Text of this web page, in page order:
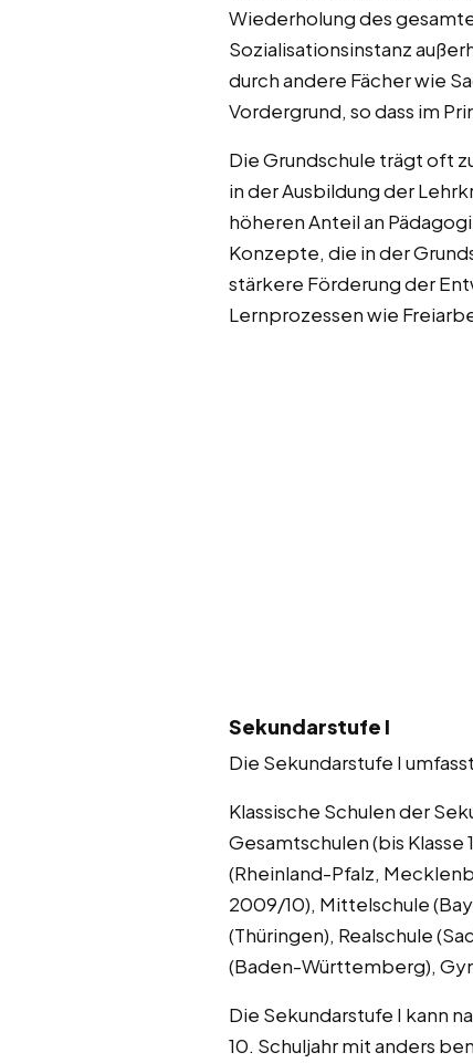
Wiederholung des
Sozialisationsinstanz
durch andere Fächer wie
Vordergrund, so dass im
Die Grundschule trägt oft
in der Ausbildung der
höheren Anteil an
Konzepte, die in der
stärkere Förderung der
Lernprozessen wie
Sekundarstufe I
Die Sekundarstufe I
Klassische Schulen der
Gesamtschulen (bis
(Rheinland-Pfalz,
2009/10), Mittelschule
(Thüringen), Realschule
(Baden-Württemberg),
Die Sekundarstufe I kann
10. Schuljahr mit anders